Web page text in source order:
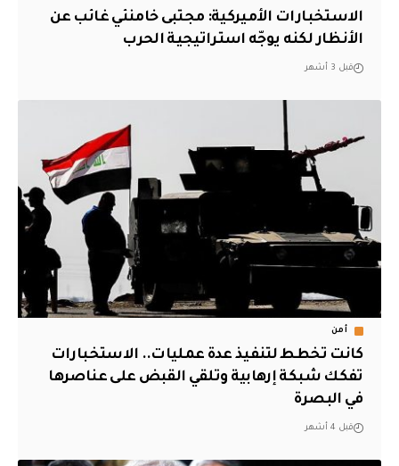
الاستخبارات الأميركية: مجتبى خامنئي غائب عن
الأنظار لكنه يوجّه استراتيجية الحرب
قبل 3 أشهر
أمن
كانت تخطط لتنفيذ عدة عمليات.. الاستخبارات
تفكك شبكة إرهابية وتلقي القبض على عناصرها
في البصرة
قبل 4 أشهر